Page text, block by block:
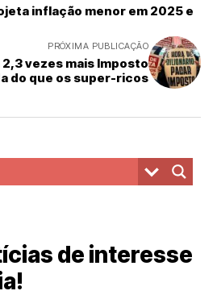
inflação menor em 2025 e
PRÓXIMA PUBLICAÇÃO
vezes mais Imposto
do que os super-ricos
de interesse